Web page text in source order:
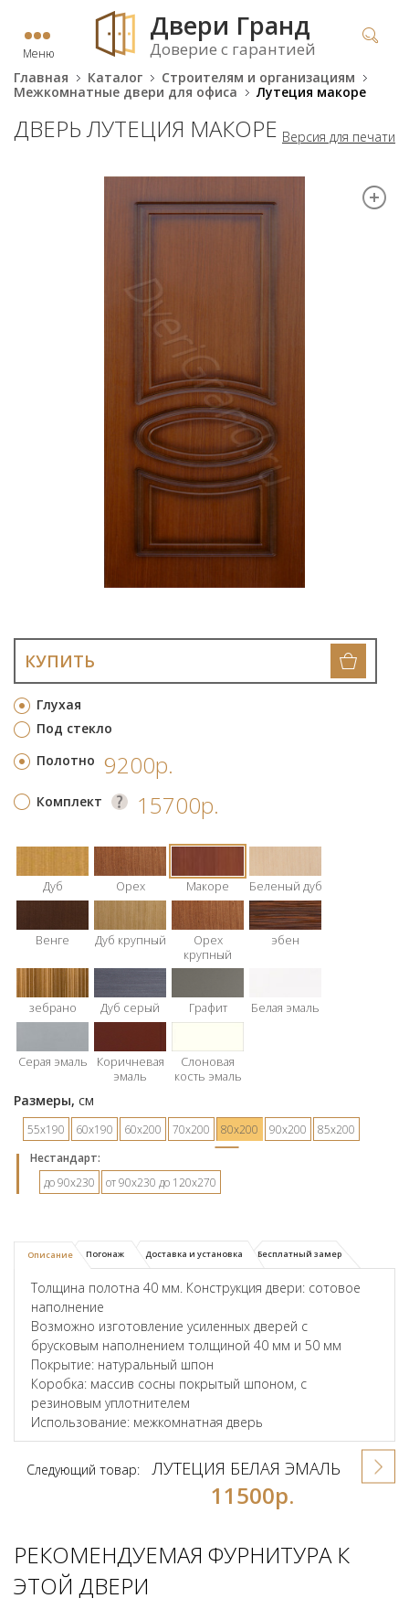
Меню
Двери Гранд
Доверие с гарантией
Главная Каталог
Строителям и организациям
Межкомнатные двери для офиса
Лутеция макоре
Версия для печати
ДВЕРЬ ЛУТЕЦИЯ МАКОРЕ
Глухая
Под стекло
КУПИТЬ
Полотно 9200р.
Комплект 15700р.
Дуб Орех Макоре Беленый дуб
Венге Дуб крупный
Орех
крупный
эбен
зебрано Дуб серый Графит Белая эмаль
Серая эмаль
Коричневая
эмаль
Слоновая
кость эмаль
Размеры, см
55х190 60х190 60х200 70х200 80х200 90х200
85х200
Hестандарт:
до 90х230
от 90х230 до 120х270
Описание Погонаж Доставка и установка Бесплатный замер
Толщина полотна 40 мм. Конструкция двери: сотовое
наполнение
Возможно изготовление усиленных дверей с
брусковым наполнением толщиной 40 мм и 50 мм
Покрытие: натуральный шпон
Коробка: массив сосны покрытый шпоном, с
резиновым уплотнителем
Использование: межкомнатная дверь
Следующий товар: ЛУТЕЦИЯ БЕЛАЯ ЭМАЛЬ
11500р.
РЕКОМЕНДУЕМАЯ ФУРНИТУРА К
ЭТОЙ ДВЕРИ